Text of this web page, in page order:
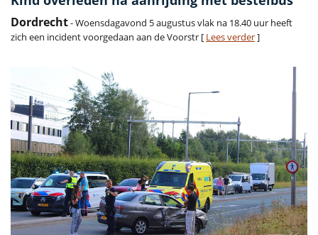
Dordrecht- Woensdagavond 5 augustus vlak na 18.40 uur heeft
zich een incident voorgedaan aan de Voorstr [ Lees verder]